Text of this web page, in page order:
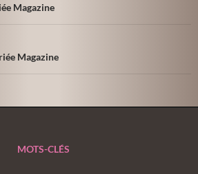
Magazine
Magazine
MOTS-CLÉS